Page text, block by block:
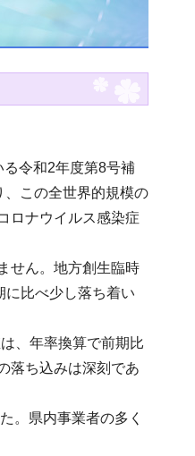
令和2年度第8号補
この全世界的規模の
ロナウイルス感染症
せん。地方創生臨時
に比べ少し落ち着い
、年率換算で前期比
落ち込みは深刻であ
。県内事業者の多く